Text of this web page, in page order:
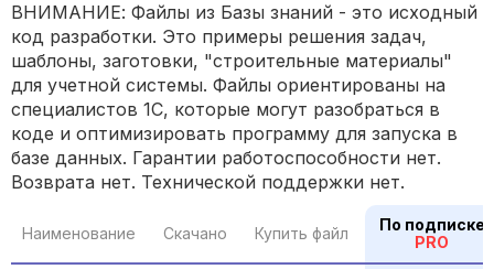
ВНИМАНИЕ: Файлы из Базы знаний - это исходный
код разработки. Это примеры решения задач,
шаблоны, заготовки, "строительные материалы"
для учетной системы. Файлы ориентированы на
специалистов 1С, которые могут разобраться в
коде и оптимизировать программу для запуска в
базе данных. Гарантии работоспособности нет.
Возврата нет. Технической поддержки нет.
Наименование Скачано Купить файл
По подписке
PRO